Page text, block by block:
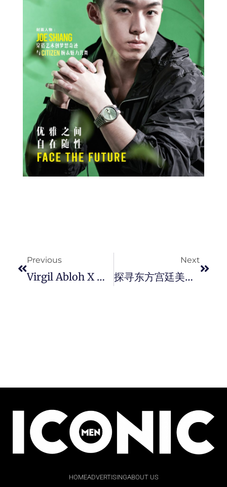
Previous
Virgil Abloh X Mattel 推出《 Master Of The Universe 》玩具系列，为经典虚拟角色重新赋予人物语境。
Next
探寻东方宫廷美学，臻享秘式护肤盛宴 ！The History Of Whoo 秘贴焕能修护精华液 2022 年限量版，焕活饱满年轻肌能。
HOMEADVERTISINGABOUT US